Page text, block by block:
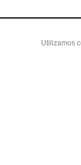
Utilizamos